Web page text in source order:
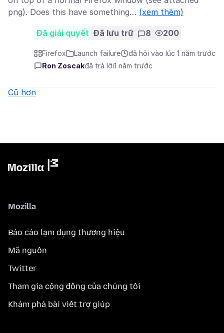
png). Does this have something… (xem thêm)
Đã giải quyết Đã lưu trữ 8 200
Firefox Launch failure
đã hỏi vào lúc 1 năm trước
Ron Zoscakđã trả lời1 năm trước
Cũ hơn
Mozilla
Báo cáo lạm dụng thương hiệu
Mã nguồn
Twitter
Tham gia cộng đồng của chúng tôi
Khám phá bài viết trợ giúp